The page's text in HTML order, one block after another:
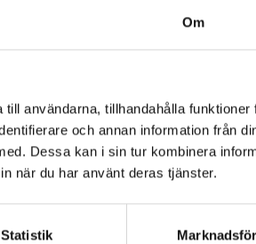
Om
användarna, tillhandahålla funktioner
och annan information från
Dessa kan i sin tur kombinera
när du har använt deras tjänster.
Statistik
sekund.
på
506 GWh,
motsvarande
25 000
villor. Redan